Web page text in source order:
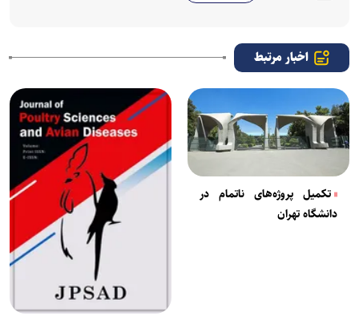
اخبار مرتبط
تکمیل پروژه‌های ناتمام در
دانشگاه تهران